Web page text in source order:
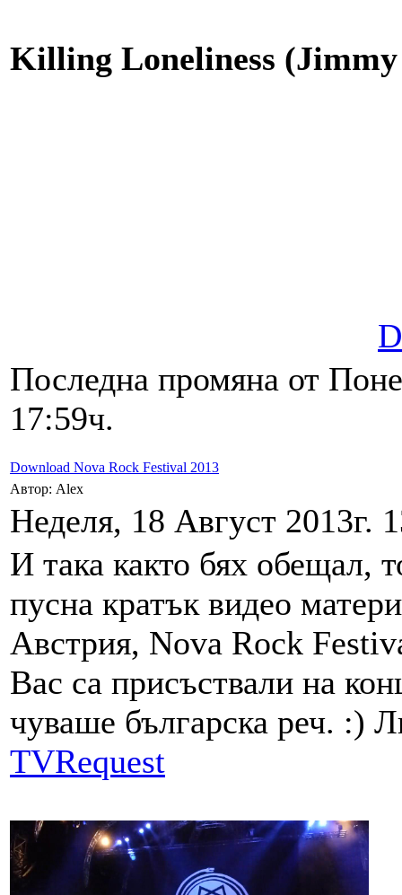
Killing Loneliness (Jimmy
Последна промяна от
17:59ч.
Download Nova Rock Festival 2013
Автор: Alex
Неделя, 18 Август 2013г.
И така както бях обещал,
пусна кратък видео
Австрия, Nova Rock
Вас са присъствали на
чуваше българска реч. :)
TVRequest